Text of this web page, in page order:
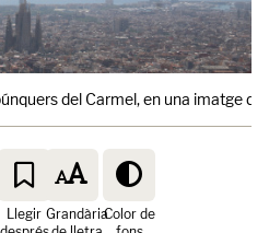
del Carmel, en una imatge
Llegir GrandàriaColor de